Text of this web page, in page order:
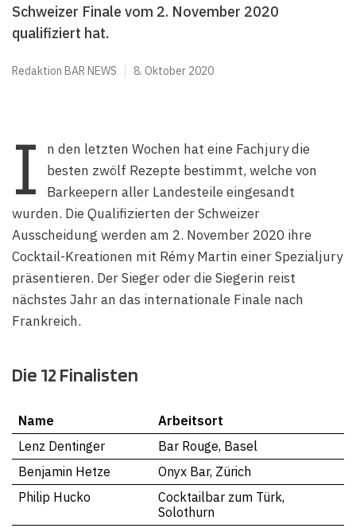
Schweizer Finale vom 2. November 2020
qualifiziert hat.
Redaktion BAR NEWS 8. Oktober 2020
I
n den letzten Wochen hat eine Fachjury die
besten zwölf Rezepte bestimmt, welche von
Barkeepern aller Landesteile eingesandt
wurden. Die Qualifizierten der Schweizer
Ausscheidung werden am 2. November 2020 ihre
Cocktail-Kreationen mit Rémy Martin einer Spezialjury
präsentieren. Der Sieger oder die Siegerin reist
nächstes Jahr an das internationale Finale nach
Frankreich.
Die 12 Finalisten
Name
Arbeitsort
Lenz Dentinger
Bar Rouge, Basel
Benjamin Hetze
Onyx Bar, Zürich
Philip Hucko
Cocktailbar zum Türk,
Solothurn